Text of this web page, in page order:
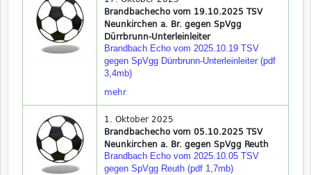
Brandbachecho vom 19.10.2025 TSV
Neunkirchen a. Br. gegen SpVgg
Dürrbrunn-Unterleinleiter
Brandbach Echo vom 2025.10.19 TSV
gegen SpVgg Dürrbrunn-Unterleinleiter (pdf
3,4mb)
mehr
1. Oktober 2025
Brandbachecho vom 05.10.2025 TSV
Neunkirchen a. Br. gegen SpVgg Reuth
Brandbach Echo vom 2025.10.05 TSV
gegen SpVgg Reuth (pdf 1,7mb)